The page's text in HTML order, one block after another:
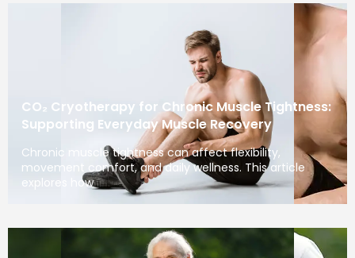
CO₂ Cryotherapy for Chronic Muscle Tightness:
Supporting Everyday Muscle Recovery
Chronic muscle tightness can affect flexibility,
movement comfort, and daily wellness. This article
explores how